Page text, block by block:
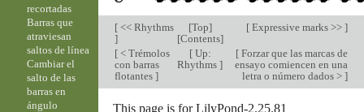
[<< Rhythms
]
[Top]
[Contents]
[Expressive marks >> ]
[< Trémolos
con barras
flotantes ]
[Up:
Rhythms]
[Forzar que las marcas de
ensayo comiencen en una
letra o número dados > ]
This page is for LilyPond-2.25.81
recortadas
Barras que
atraviesan
saltos de línea
Cambiar el
salto de las
barras en
ángulo